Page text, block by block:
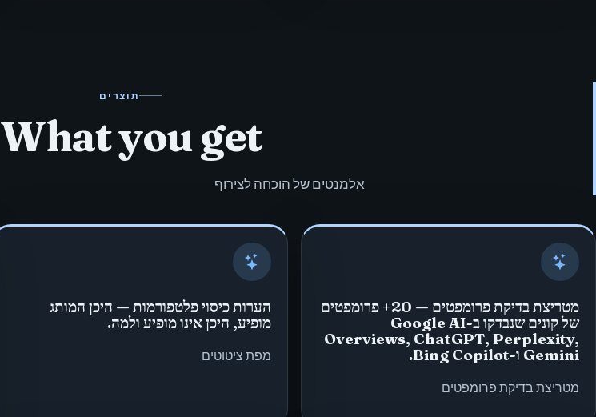
תוצרים
What you get
אלמנטים של הוכחה לצירוף
מטריצת בדיקת פרומפטים — 20+ פרומפטים
של קונים שנבדקו ב-Google AI
Overviews, ChatGPT, Perplexity,
Gemini ו-Bing Copilot.
מטריצת בדיקת פרומפטים
הערות כיסוי פלטפורמות — היכן המותג
מופיע, היכן אינו מופיע ולמה.
מפת ציטוטים